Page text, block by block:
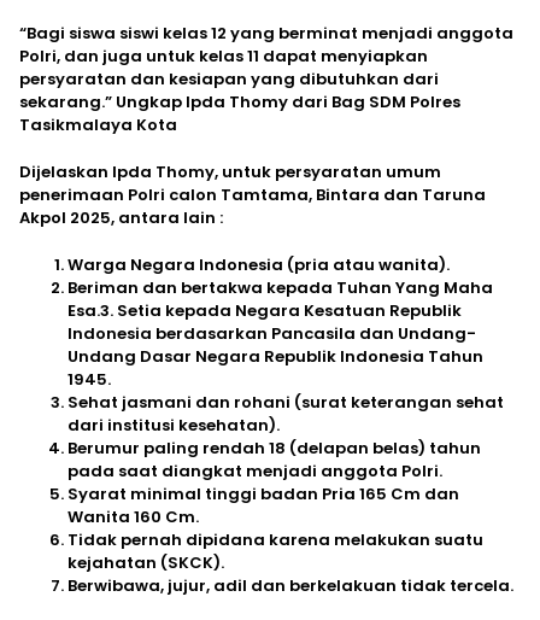
“Bagi siswa siswi kelas 12 yang berminat menjadi anggota
Polri, dan juga untuk kelas 11 dapat menyiapkan
persyaratan dan kesiapan yang dibutuhkan dari
sekarang.” Ungkap Ipda Thomy dari Bag SDM Polres
Tasikmalaya Kota
Dijelaskan Ipda Thomy, untuk persyaratan umum
penerimaan Polri calon Tamtama, Bintara dan Taruna
Akpol 2025, antara lain :
Warga Negara Indonesia (pria atau wanita).
Beriman dan bertakwa kepada Tuhan Yang Maha
Esa.3. Setia kepada Negara Kesatuan Republik
Indonesia berdasarkan Pancasila dan Undang-
Undang Dasar Negara Republik Indonesia Tahun
1945.
Sehat jasmani dan rohani (surat keterangan sehat
dari institusi kesehatan).
Berumur paling rendah 18 (delapan belas) tahun
pada saat diangkat menjadi anggota Polri.
Syarat minimal tinggi badan Pria 165 Cm dan
Wanita 160 Cm.
Tidak pernah dipidana karena melakukan suatu
kejahatan (SKCK).
Berwibawa, jujur, adil dan berkelakuan tidak tercela.